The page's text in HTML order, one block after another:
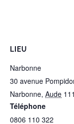
LIEU
Narbonne
30 avenue
Narbonne, Aude
Téléphone
0806 110 322